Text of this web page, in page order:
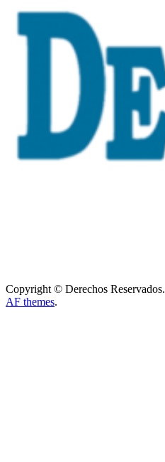
Copyright © Derechos Reservados.
AF themes.